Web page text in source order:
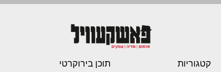
קטגוריות תוכן בירוקרטי